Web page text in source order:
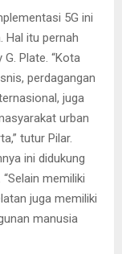
5G ini
Hal itu pernah
Plate. “Kota
perdagangan
juga
urban
tutur Pilar.
ini didukung
memiliki
juga memiliki
manusia